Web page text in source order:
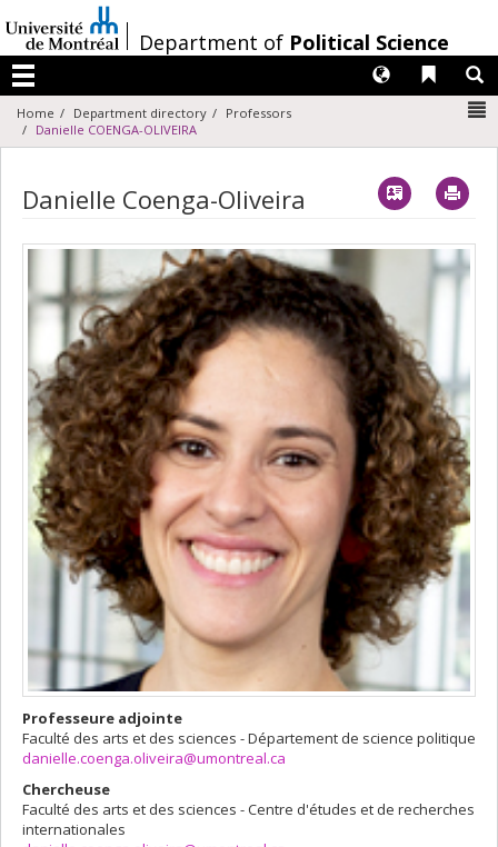
au
contenu
/Department of Political Science
Menu
Liens
Langues
Home Department directory
Professors
Danielle COENGA-OLIVEIRA
Danielle Coenga-Oliveira Vcard
Professeure adjointe
Faculté des arts et des sciences - Département de science politique
danielle.coenga.oliveira@umontreal.ca
Chercheuse
Faculté des arts et des sciences - Centre d'études et de recherches
internationales